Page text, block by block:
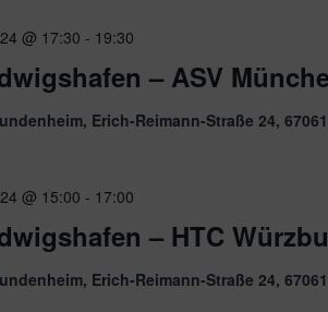
– ASV
@ 17:30 - 19:30
Erich-Reimann-Straße 24,
– HTC
@ 15:00 - 17:00
Erich-Reimann-Straße 24,